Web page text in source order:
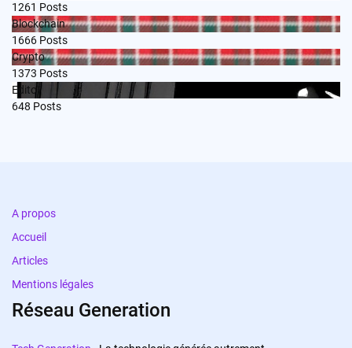
1261 Posts
Blockchain
1666 Posts
Crypto
1373 Posts
Edito
648 Posts
A propos
Accueil
Articles
Mentions légales
Réseau Generation